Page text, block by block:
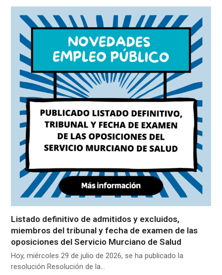
Listado definitivo de admitidos y excluidos,
miembros del tribunal y fecha de examen de las
oposiciones del Servicio Murciano de Salud
Hoy, miércoles 29 de julio de 2026, se ha publicado la
resolución Resolución de la…